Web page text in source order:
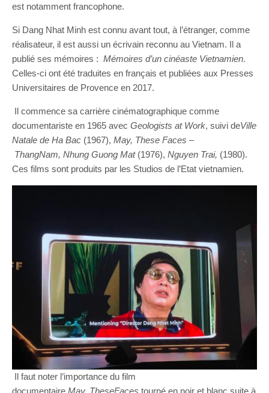
est notamment francophone.
Si Dang Nhat Minh est connu avant tout, à l’étranger, comme
réalisateur, il est aussi un écrivain reconnu au Vietnam. Il a
publié ses mémoires : Mémoires d’un cinéaste Vietnamien.
Celles-ci ont été traduites en français et publiées aux Presses
Universitaires de Provence en 2017.
Il commence sa carrière cinématographique comme
documentariste en 1965 avec Geologists at Work, suivi deVille
Natale de Ha Bac (1967), May, These Faces –
ThangNam, Nhung Guong Mat(1976), Nguyen Trai, (1980).
Ces films sont produits par les Studios de l’Etat vietnamien.
Il faut noter l’importance du film